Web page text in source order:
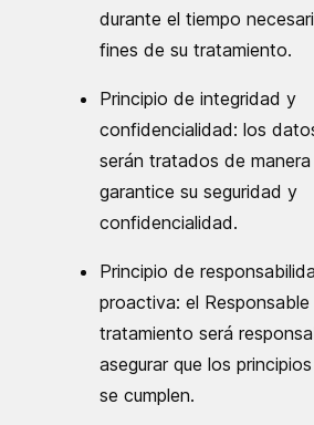
durante el tiempo
fines de su tratamiento.
Principio de integridad y
confidencialidad: los
serán tratados de manera
garantice su seguridad y
confidencialidad.
Principio de
proactiva: el Responsable
tratamiento será
asegurar que los
se cumplen.